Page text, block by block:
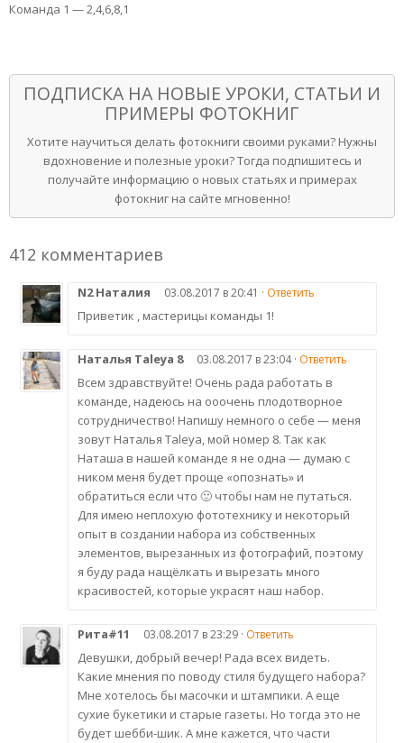
Команда 1 — 2,4,6,8,1
ПОДПИСКА НА НОВЫЕ УРОКИ, СТАТЬИ И
ПРИМЕРЫ ФОТОКНИГ
Хотите научиться делать фотокниги своими руками? Нужны
вдохновение и полезные уроки? Тогда подпишитесь и
получайте информацию о новых статьях и примерах
фотокниг на сайте мгновенно!
412 комментариев
N2 Наталия 03.08.2017 в 20:41 · Ответить
Приветик , мастерицы команды 1!
Наталья Taleya 8 03.08.2017 в 23:04 · Ответить
Всем здравствуйте! Очень рада работать в
команде, надеюсь на ооочень плодотворное
сотрудничество! Напишу немного о себе — меня
зовут Наталья Taleya, мой номер 8. Так как
Наташа в нашей команде я не одна — думаю с
ником меня будет проще «опознать» и
обратиться если что 🙂 чтобы нам не путаться.
Для имею неплохую фототехнику и некоторый
опыт в создании набора из собственных
элементов, вырезанных из фотографий, поэтому
я буду рада нащёлкать и вырезать много
красивостей, которые украсят наш набор.
Рита#11 03.08.2017 в 23:29 · Ответить
Девушки, добрый вечер! Рада всех видеть.
Какие мнения по поводу стиля будущего набора?
Мне хотелось бы масочки и штампики. А еще
сухие букетики и старые газеты. Но тогда это не
будет шебби-шик. А мне кажется, что части